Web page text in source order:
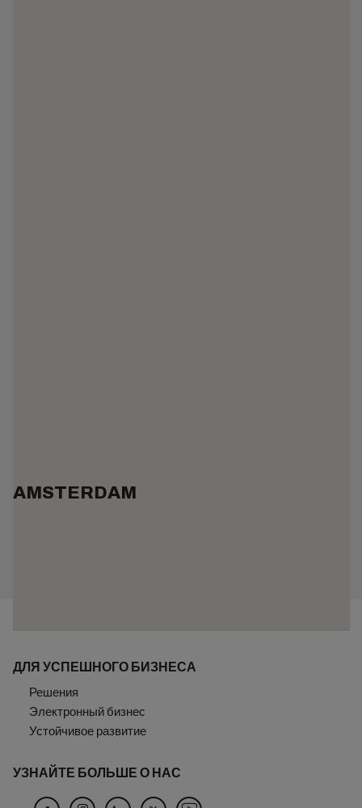
AMSTERDAM
ДЛЯ УСПЕШНОГО БИЗНЕСА
Решения
Электронный бизнес
Устойчивое развитие
УЗНАЙТЕ БОЛЬШЕ О НАС